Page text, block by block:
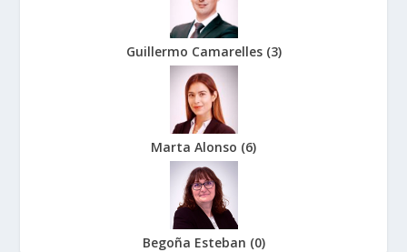
Guillermo Camarelles (3)
Marta Alonso (6)
Begoña Esteban (0)